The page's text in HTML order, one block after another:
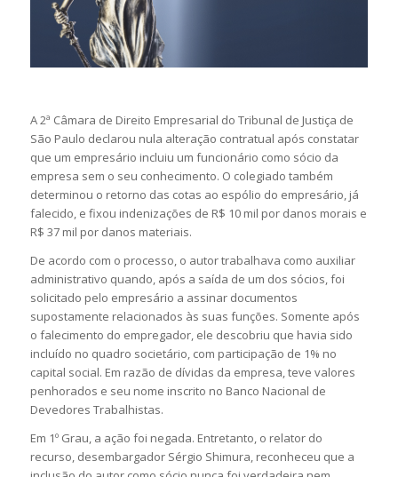
A 2ª Câmara de Direito Empresarial do Tribunal de Justiça de
São Paulo declarou nula alteração contratual após constatar
que um empresário incluiu um funcionário como sócio da
empresa sem o seu conhecimento. O colegiado também
determinou o retorno das cotas ao espólio do empresário, já
falecido, e fixou indenizações de R$ 10 mil por danos morais e
R$ 37 mil por danos materiais.
De acordo com o processo, o autor trabalhava como auxiliar
administrativo quando, após a saída de um dos sócios, foi
solicitado pelo empresário a assinar documentos
supostamente relacionados às suas funções. Somente após
o falecimento do empregador, ele descobriu que havia sido
incluído no quadro societário, com participação de 1% no
capital social. Em razão de dívidas da empresa, teve valores
penhorados e seu nome inscrito no Banco Nacional de
Devedores Trabalhistas.
Em 1º Grau, a ação foi negada. Entretanto, o relator do
recurso, desembargador Sérgio Shimura, reconheceu que a